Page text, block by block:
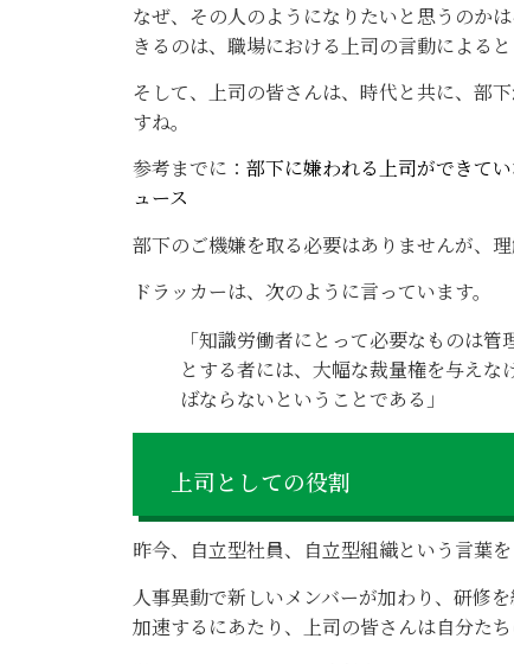
なぜ、その人のようになりたいと思うのか
きるのは、職場における上司の言動によると
そして、上司の皆さんは、時代と共に、部
すね。
参考までに： 部下に嫌われる上司ができて
ュース
部下のご機嫌を取る必要はありませんが、理
ドラッカーは、次のように言っています。
「知識労働者にとって必要なものは
とする者には、大幅な裁量権を与え
ばならないということである」
上司としての役割
昨今、自立型社員、自立型組織という言葉を
人事異動で新しいメンバーが加わり、研修
加速するにあたり、上司の皆さんは自分た